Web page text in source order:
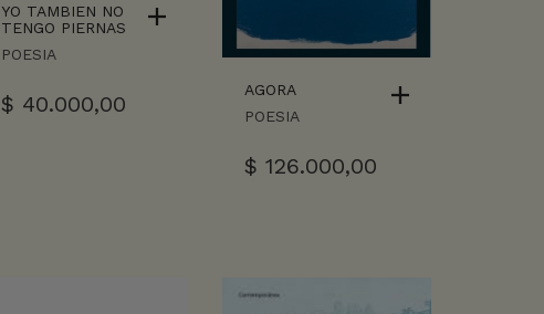
YO TAMBIEN NO
TENGO PIERNAS
POESIA
$ 40.000,00
AGORA
POESIA
$ 126.000,00